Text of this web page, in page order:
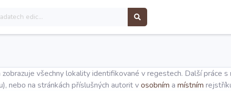
zobrazuje všechny lokality identifikované v regestech. Další práce
nebo na stránkách příslušných autorit vosobním a místním